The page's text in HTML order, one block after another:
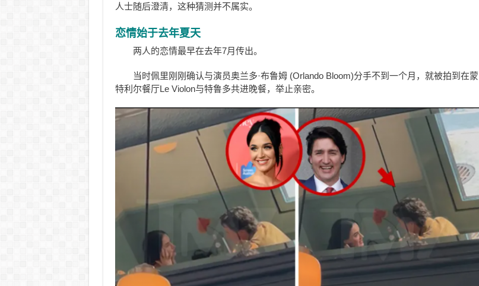
人士随后澄清，这种猜测并不属实。
恋情始于去年夏天
两人的恋情最早在去年7月传出。
当时佩里刚刚确认与演员奥兰多·布鲁姆 (Orlando Bloom)分手不到一个月，就被拍到在蒙
特利尔餐厅Le Violon与特鲁多共进晚餐，举止亲密。